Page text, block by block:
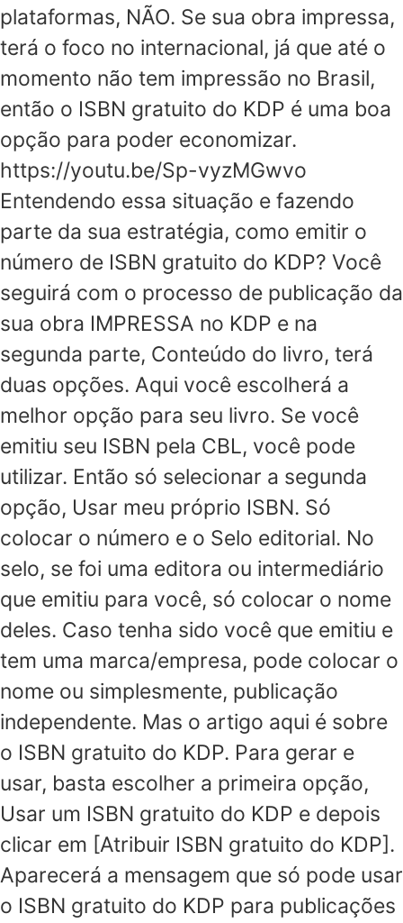
plataformas, NÃO. Se sua obra impressa,
terá o foco no internacional, já que até o
momento não tem impressão no Brasil,
então o ISBN gratuito do KDP é uma boa
opção para poder economizar.
https://youtu.be/Sp-vyzMGwvo
Entendendo essa situação e fazendo
parte da sua estratégia, como emitir o
número de ISBN gratuito do KDP? Você
seguirá com o processo de publicação da
sua obra IMPRESSA no KDP e na
segunda parte, Conteúdo do livro, terá
duas opções. Aqui você escolherá a
melhor opção para seu livro. Se você
emitiu seu ISBN pela CBL, você pode
utilizar. Então só selecionar a segunda
opção, Usar meu próprio ISBN. Só
colocar o número e o Selo editorial. No
selo, se foi uma editora ou intermediário
que emitiu para você, só colocar o nome
deles. Caso tenha sido você que emitiu e
tem uma marca/empresa, pode colocar o
nome ou simplesmente, publicação
independente. Mas o artigo aqui é sobre
o ISBN gratuito do KDP. Para gerar e
usar, basta escolher a primeira opção,
Usar um ISBN gratuito do KDP e depois
clicar em [Atribuir ISBN gratuito do KDP].
Aparecerá a mensagem que só pode usar
o ISBN gratuito do KDP para publicações